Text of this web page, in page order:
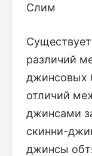
Слим
различий
джинсовых
отличий
джинсами
скинни-
джинсы